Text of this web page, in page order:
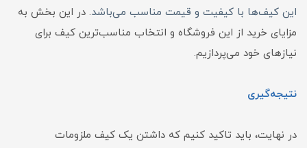
این کیف‌ها با کیفیت و قیمت مناسب می‌باشد. در این بخش به
مزایای خرید از این فروشگاه و انتخاب مناسب‌ترین کیف برای
نیازهای خود می‌پردازیم.
نتیجه‌گیری
در نهایت، باید تاکید کنیم که داشتن یک کیف ملزومات